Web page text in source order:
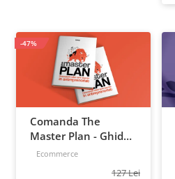
Comanda The
Master Plan - Ghid
pentru antreprenori,
Ecommerce
127 Lei
-47%